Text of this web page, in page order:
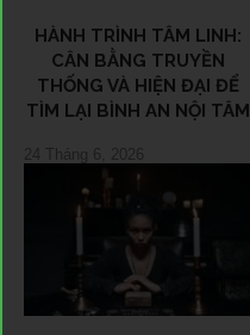
HÀNH TRÌNH TÂM LINH:
CÂN BẰNG TRUYỀN
THỐNG VÀ HIỆN ĐẠI ĐỂ
TÌM LẠI BÌNH AN NỘI TÂM
24 Tháng 6, 2026